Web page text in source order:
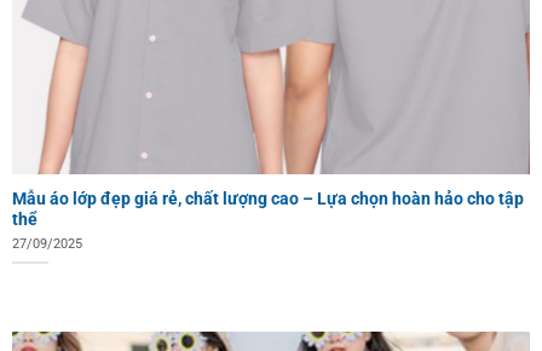
Mẫu áo lớp đẹp giá rẻ, chất lượng cao – Lựa chọn hoàn hảo cho tập
thể
27/09/2025